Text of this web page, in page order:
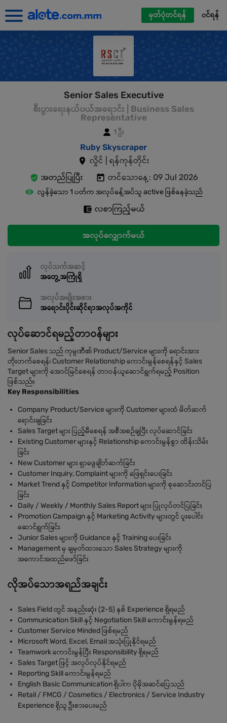
မှတ်ပုံတင်ရန် ၀င်ရန်
Senior Sales Executive
စီးပွားရေးနယ်ပယ်အရောင်း | Business Sales
Representative
1 ဦး
Ruby Skyscraper
လှိုင် | ရန်ကုန်တိုင်း
အတည်ပြုပြီး
တင်သောနေ့: 09 Jul 2026
လွန်ခဲ့သော 1 ပတ်က အလုပ်ခန့်အပ်သူ active ဖြစ်နေခဲ့သည်
လစာကြည့်မယ်
အလုပ်လျှောက်မယ်
လုပ်သက်အဆင့်
အတွေ့အကြုံရှိ
အလုပ်အမျိုးအစား
အရောင်းပိုင်းဆိုင်ရာအလုပ်အကိုင်
လုပ်ဆောင်ရမည့်တာဝန်များ
Senior Sales သည် ကုမ္ပဏီ၏ Product/Service များကို ရောင်းအား
တိုးတက်စေရန်၊ Customer Relationship ကောင်းမွန်စေရန်နှင့် Sales
Target များကို အောင်မြင်စေရန် တာဝန်ယူဆောင်ရွက်ရမည့် Position
ဖြစ်သည်။
Key Responsibilities
Company Product/Service များကို Customer များထံ မိတ်ဆက်
ရောင်းချခြင်း
Sales Target များ ပြည့်မီစေရန် အစီအစဉ်ချပြီး လုပ်ဆောင်ခြင်း
Existing Customer များနှင့် Relationship ကောင်းမွန်စွာ ထိန်းသိမ်း
ခြင်း
New Customer များ ရှာဖွေချိတ်ဆက်ခြင်း
Customer Inquiry, Complaint များကို ဖြေရှင်းပေးခြင်း
Market Trend နှင့် Competitor Information များကို စုဆောင်းတင်ပြ
ခြင်း
Daily / Weekly / Monthly Sales Report များ ပြုလုပ်တင်ပြခြင်း
Promotion Campaign နှင့် Marketing Activity များတွင် ပူးပေါင်း
ဆောင်ရွက်ခြင်း
Junior Sales များကို Guidance နှင့် Training ပေးခြင်း
Management မှ ချမှတ်ထားသော Sales Strategy များကို
အကောင်အထည်ဖော်ခြင်း
လိုအပ်သောအရည်အချင်း
Sales Field တွင် အနည်းဆုံး (2-5) နှစ် Experience ရှိရမည်
Communication Skill နှင့် Negotiation Skill ကောင်းမွန်ရမည်
Customer Service Minded ဖြစ်ရမည်
Microsoft Word, Excel, Email အသုံးပြုနိုင်ရမည်
Teamwork ကောင်းမွန်ပြီး Responsibility ရှိရမည်
Sales Target ဖြင့် အလုပ်လုပ်နိုင်ရမည်
Reporting Skill ကောင်းမွန်ရမည်
English Basic Communication ရှိပါက ပိုမိုအဆင်ပြေသည်
Retail / FMCG / Cosmetics / Electronics / Service Industry
Experience ရှိသူ ဦးစားပေးမည်